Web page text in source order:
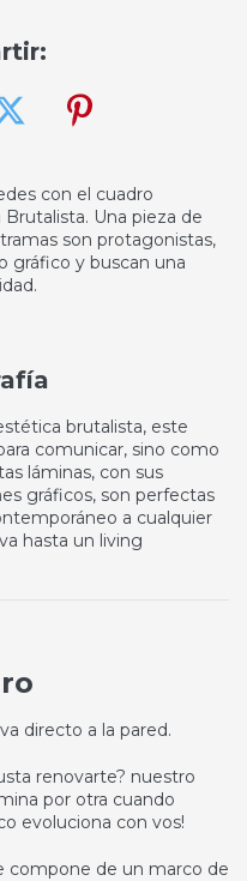
con el cuadro
Una pieza de
son protagonistas,
gráfico y buscan una
brutalista, este
comunicar, sino como
láminas, con sus
gráficos, son perfectas
a cualquier
hasta un living
directo a la pared.
renovarte? nuestro
por otra cuando
evoluciona con vos!
compone de un marco de